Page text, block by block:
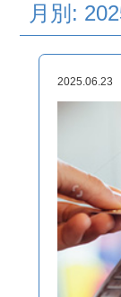
月別:
2025.06.23